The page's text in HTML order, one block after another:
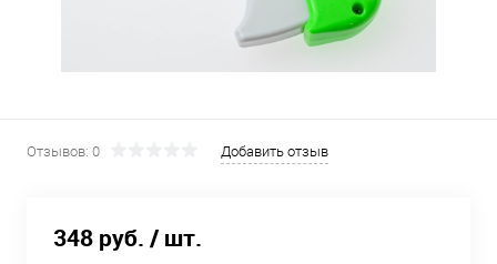
Отзывов: 0 Добавить отзыв
348 руб. / шт.